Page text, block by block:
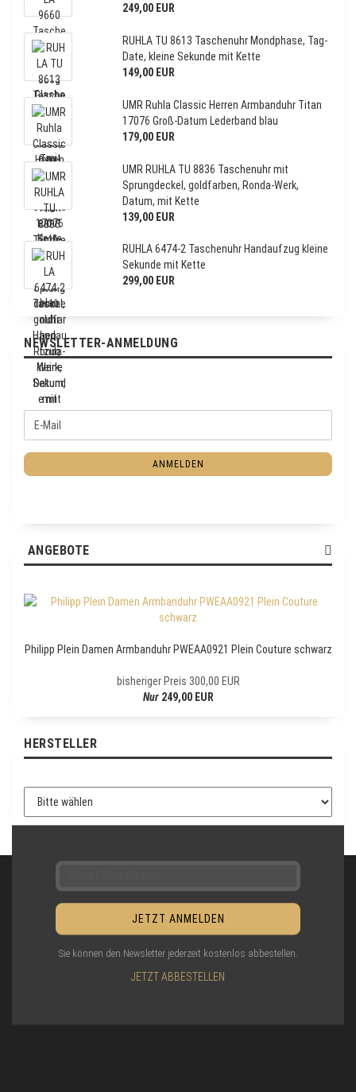
249,00 EUR
RUHLA TU 8613 Taschenuhr Mondphase, Tag-
Date, kleine Sekunde mit Kette
149,00 EUR
UMR Ruhla Classic Herren Armbanduhr Titan
17076 Groß-Datum Lederband blau
179,00 EUR
UMR RUHLA TU 8836 Taschenuhr mit
Sprungdeckel, goldfarben, Ronda-Werk,
Datum, mit Kette
139,00 EUR
RUHLA 6474-2 Taschenuhr Handaufzug kleine
Sekunde mit Kette
299,00 EUR
NEWSLETTER-ANMELDUNG
W
S
T
N
D
E
-
ANMELDEN
ANGEBOTE
Philipp Plein Damen Armbanduhr PWEAA0921 Plein Couture schwarz
bisheriger Preis 300,00 EUR
Nur249,00 EUR
HERSTELLER
Sie können den Newsletter jederzeit kostenlos abbestellen.
JETZT ABBESTELLEN